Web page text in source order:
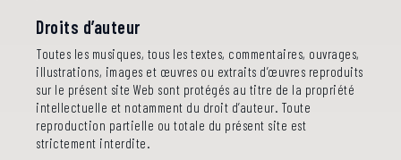
Droits d’auteur
Toutes les musiques, tous les textes, commentaires, ouvrages,
illustrations, images et œuvres ou extraits d’œuvres reproduits
sur le présent site Web sont protégés au titre de la propriété
intellectuelle et notamment du droit d’auteur. Toute
reproduction partielle ou totale du présent site est
strictement interdite.